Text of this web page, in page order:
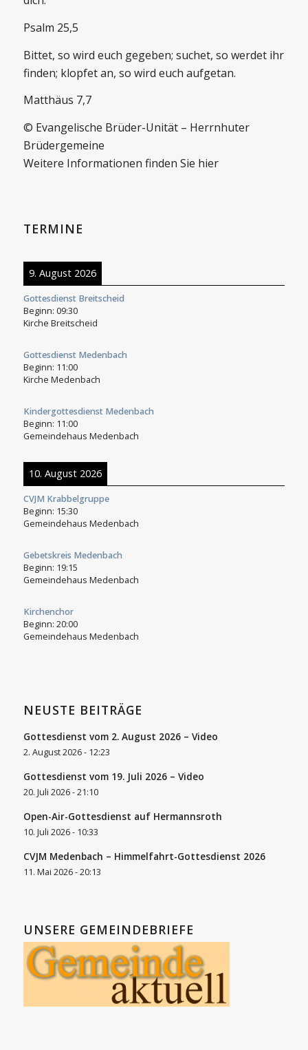
Psalm 25,5
Bittet, so wird euch gegeben; suchet, so werdet ihr
finden; klopfet an, so wird euch aufgetan.
Matthäus 7,7
© Evangelische Brüder-Unität – Herrnhuter
Brüdergemeine
Weitere Informationen finden Sie hier
TERMINE
9. August 2026
Gottesdienst Breitscheid
Beginn: 09:30
Kirche Breitscheid
Gottesdienst Medenbach
Beginn: 11:00
Kirche Medenbach
Kindergottesdienst Medenbach
Beginn: 11:00
Gemeindehaus Medenbach
10. August 2026
CVJM Krabbelgruppe
Beginn: 15:30
Gemeindehaus Medenbach
Gebetskreis Medenbach
Beginn: 19:15
Gemeindehaus Medenbach
Kirchenchor
Beginn: 20:00
Gemeindehaus Medenbach
NEUSTE BEITRÄGE
Gottesdienst vom 2. August 2026 – Video
2. August 2026 - 12:23
Gottesdienst vom 19. Juli 2026 – Video
20. Juli 2026 - 21:10
Open-Air-Gottesdienst auf Hermannsroth
10. Juli 2026 - 10:33
CVJM Medenbach – Himmelfahrt-Gottesdienst 2026
11. Mai 2026 - 20:13
UNSERE GEMEINDEBRIEFE